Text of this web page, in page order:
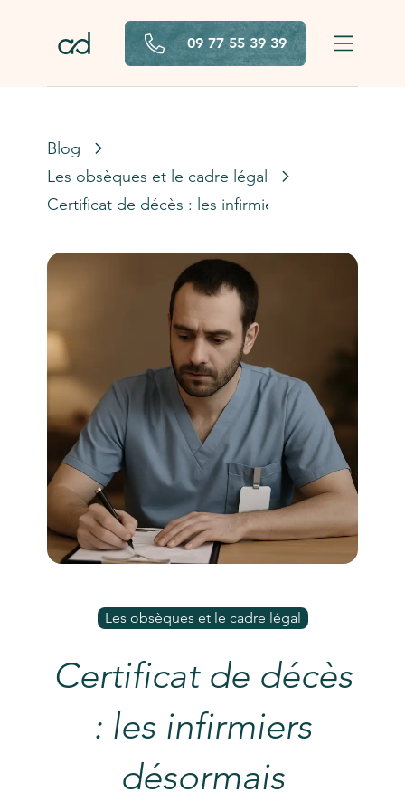
09 77 55 39 39
Blog
Les obsèques et le cadre légal
Certificat de décès : les infirmiers désormais
Les obsèques et le cadre légal
Certificat de décès
: les infirmiers
désormais